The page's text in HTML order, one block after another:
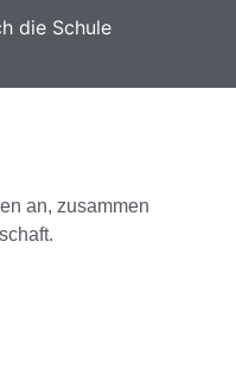
die Schule
an, zusammen